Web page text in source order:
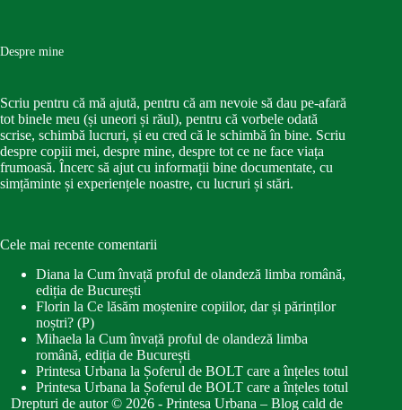
Despre mine
Scriu pentru că mă ajută, pentru că am nevoie să dau pe-afară
tot binele meu (și uneori și răul), pentru că vorbele odată
scrise, schimbă lucruri, și eu cred că le schimbă în bine. Scriu
despre copiii mei, despre mine, despre tot ce ne face viața
frumoasă. Încerc să ajut cu informații bine documentate, cu
simțăminte și experiențele noastre, cu lucruri și stări.
Cele mai recente comentarii
Diana la Cum învață proful de olandeză limba română,
ediția de București
Florin la Ce lăsăm moștenire copiilor, dar și părinților
noștri? (P)
Mihaela la Cum învață proful de olandeză limba
română, ediția de București
Printesa Urbana la Șoferul de BOLT care a înțeles totul
Printesa Urbana la Șoferul de BOLT care a înțeles totul
Drepturi de autor © 2026 - Printesa Urbana – Blog cald de